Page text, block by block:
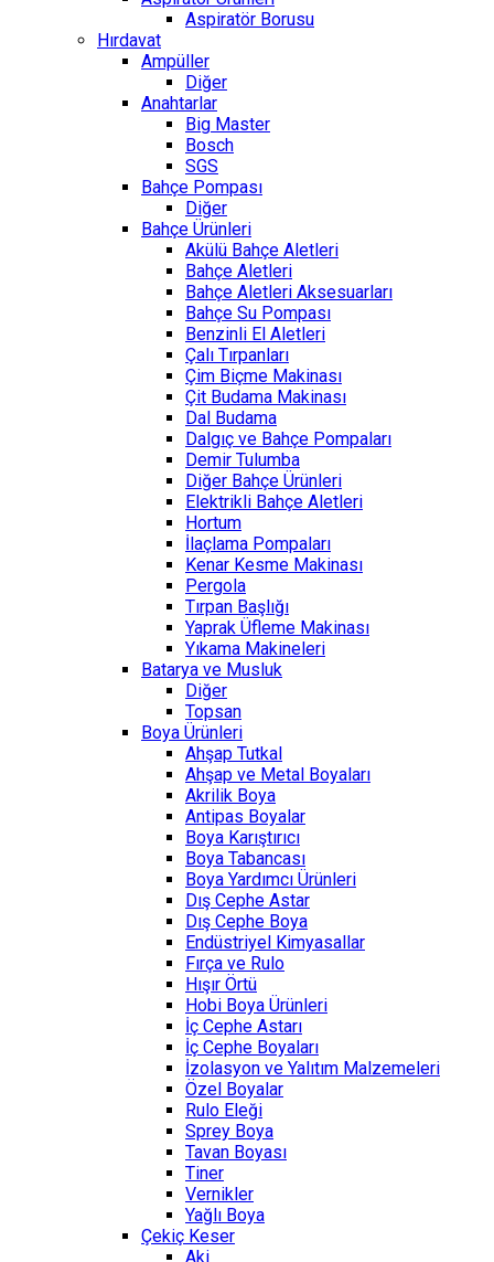
Aspiratör Borusu
Hırdavat
Ampüller
Diğer
Anahtarlar
Big Master
Bosch
SGS
Bahçe Pompası
Diğer
Bahçe Ürünleri
Akülü Bahçe Aletleri
Bahçe Aletleri
Bahçe Aletleri Aksesuarları
Bahçe Su Pompası
Benzinli El Aletleri
Çalı Tırpanları
Çim Biçme Makinası
Çit Budama Makinası
Dal Budama
Dalgıç ve Bahçe Pompaları
Demir Tulumba
Diğer Bahçe Ürünleri
Elektrikli Bahçe Aletleri
Hortum
İlaçlama Pompaları
Kenar Kesme Makinası
Pergola
Tırpan Başlığı
Yaprak Üfleme Makinası
Yıkama Makineleri
Batarya ve Musluk
Diğer
Topsan
Boya Ürünleri
Ahşap Tutkal
Ahşap ve Metal Boyaları
Akrilik Boya
Antipas Boyalar
Boya Karıştırıcı
Boya Tabancası
Boya Yardımcı Ürünleri
Dış Cephe Astar
Dış Cephe Boya
Endüstriyel Kimyasallar
Fırça ve Rulo
Hışır Örtü
Hobi Boya Ürünleri
İç Cephe Astarı
İç Cephe Boyaları
İzolasyon ve Yalıtım Malzemeleri
Özel Boyalar
Rulo Eleği
Sprey Boya
Tavan Boyası
Tiner
Vernikler
Yağlı Boya
Çekiç Keser
Aki